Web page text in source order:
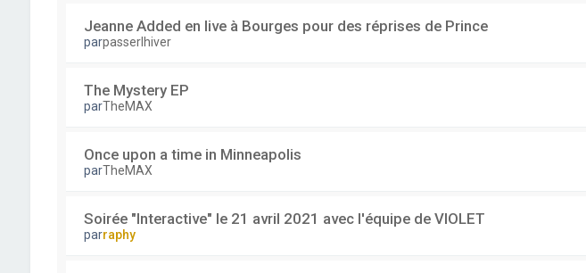
Jeanne Added en live à Bourges pour des réprises de Prince
parpasserlhiver
The Mystery EP
parTheMAX
Once upon a time in Minneapolis
parTheMAX
Soirée "Interactive" le 21 avril 2021 avec l'équipe de VIOLET
parraphy